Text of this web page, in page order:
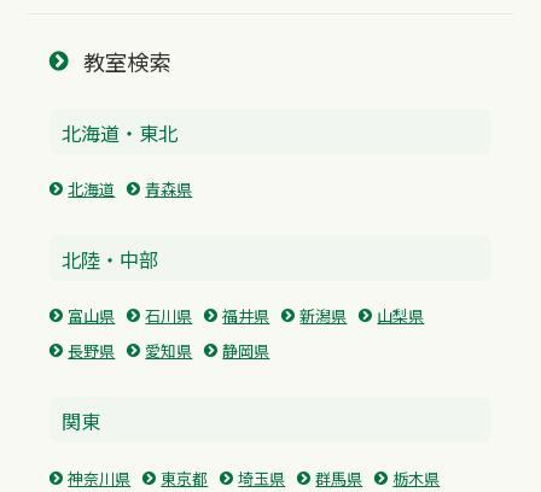
教室検索
北海道・東北
北海道 青森県
北陸・中部
富山県 石川県 福井県 新潟県
山梨県
長野県
愛知県 静岡県
関東
神奈川県 東京都 埼玉県 群馬県
栃木県